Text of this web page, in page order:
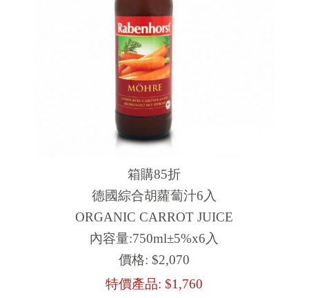
箱購85折
德國綜合胡蘿蔔汁6入
ORGANIC CARROT JUICE
內容量:750ml±5%x6入
價格: $2,070
特價產品: $1,760